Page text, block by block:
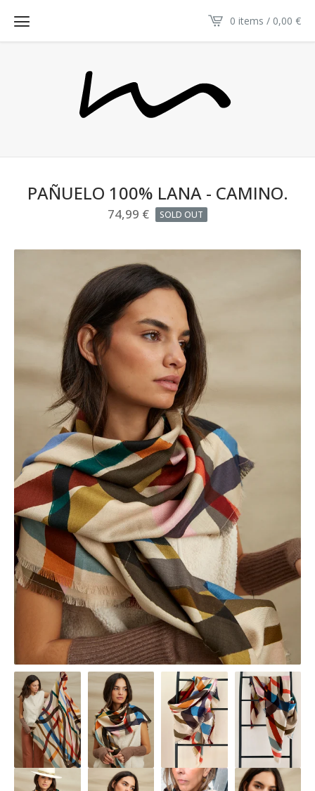
0 items / 0,00 €
PAÑUELO 100% LANA - CAMINO.
74,99 € SOLD OUT